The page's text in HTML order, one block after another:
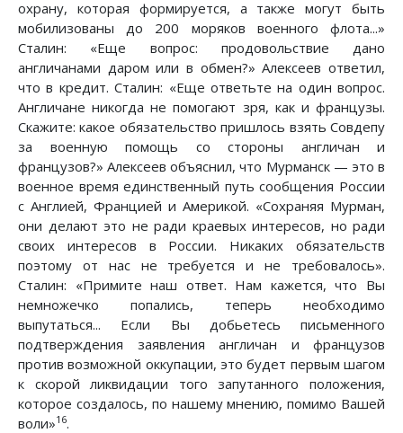
охрану, которая формируется, а также могут быть
мобилизованы до 200 моряков военного флота...»
Сталин: «Еще вопрос: продовольствие дано
англичанами даром или в обмен?» Алексеев ответил,
что в кредит. Сталин: «Еще ответьте на один вопрос.
Англичане никогда не помогают зря, как и французы.
Скажите: какое обязательство пришлось взять Совдепу
за военную помощь со стороны англичан и
французов?» Алексеев объяснил, что Мурманск — это в
военное время единственный путь сообщения России
с Англией, Францией и Америкой. «Сохраняя Мурман,
они делают это не ради краевых интересов, но ради
своих интересов в России. Никаких обязательств
поэтому от нас не требуется и не требовалось».
Сталин: «Примите наш ответ. Нам кажется, что Вы
немножечко попались, теперь необходимо
выпутаться... Если Вы добьетесь письменного
подтверждения заявления англичан и французов
против возможной оккупации, это будет первым шагом
к скорой ликвидации того запутанного положения,
которое создалось, по нашему мнению, помимо Вашей
воли»16.